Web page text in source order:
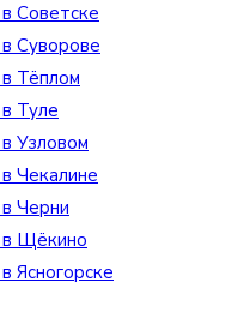
Советске
Суворове
Тёплом
Туле
Узловом
Чекалине
Черни
в Щёкино
Ясногорске